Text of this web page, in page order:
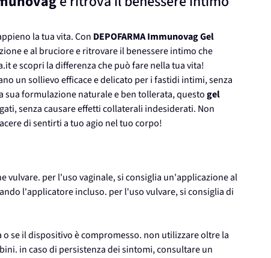
la tua vita. Con DEPOFARMA Immunovag Gel
e al bruciore e ritrovare il benessere intimo che
e scopri la differenza che può fare nella tua vita!
un sollievo efficace e delicato per i fastidi intimi, senza
sua formulazione naturale e ben tollerata, questogel
senza causare effetti collaterali indesiderati. Non
di sentirti a tuo agio nel tuo corpo!
vulvare. per l'uso vaginale, si consiglia un'applicazione al
l'applicatore incluso. per l'uso vulvare, si consiglia di
se il dispositivo è compromesso. non utilizzare oltre la
in caso di persistenza dei sintomi, consultare un